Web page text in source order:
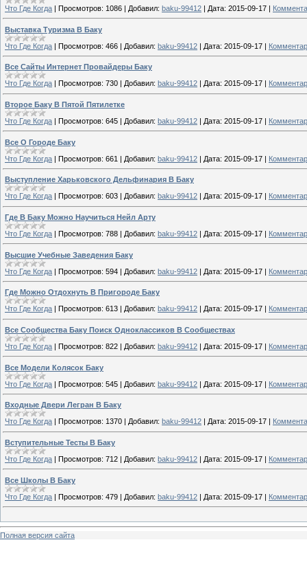
Что Где Когда | Просмотров: 1086 | Добавил: baku-99412 | Дата: 2015-09-17 |
Выставка Туризма В Баку
Что Где Когда | Просмотров: 466 | Добавил: baku-99412 | Дата: 2015-09-17 |
Все Сайты Интернет Провайдеры Баку
Что Где Когда
Просмотров: 730 Добавил: baku-99412 Дата: 2015-09-17
Второе Баку В Пятой Пятилетке
Что Где Когда | Просмотров: 645 | Добавил: baku-99412 | Дата: 2015-09-17 |
Все О Городе Баку
Что Где Когда | Просмотров: 661 | Добавил: baku-99412 | Дата: 2015-09-17 |
Выступление Харьковского Дельфинария В Баку
Что Где Когда
Просмотров: 603 Добавил: baku-99412 Дата: 2015-09-17
Где В Баку Можно Научиться Нейл Арту
Что Где Когда | Просмотров: 788 | Добавил: baku-99412 | Дата: 2015-09-17 |
Высшие Учебные Заведения Баку
Что Где Когда | Просмотров: 594 | Добавил: baku-99412 | Дата: 2015-09-17 |
Где Можно Отдохнуть В Пригороде Баку
Что Где Когда
Просмотров: 613 Добавил: baku-99412 Дата: 2015-09-17
Все Сообщества Баку Поиск Одноклассиков В Сообществах
Что Где Когда | Просмотров: 822 | Добавил: baku-99412 | Дата: 2015-09-17 |
Все Модели Колясок Баку
Что Где Когда | Просмотров: 545 | Добавил: baku-99412 | Дата: 2015-09-17 |
Входные Двери Легран В Баку
Что Где Когда
Просмотров: 1370 Добавил: baku-99412 Дата: 2015-09-17
Вступительные Тесты В Баку
Что Где Когда | Просмотров: 712 | Добавил: baku-99412 | Дата: 2015-09-17 |
Все Школы В Баку
Что Где Когда | Просмотров: 479 | Добавил: baku-99412 | Дата: 2015-09-17 |
Полная версия сайта